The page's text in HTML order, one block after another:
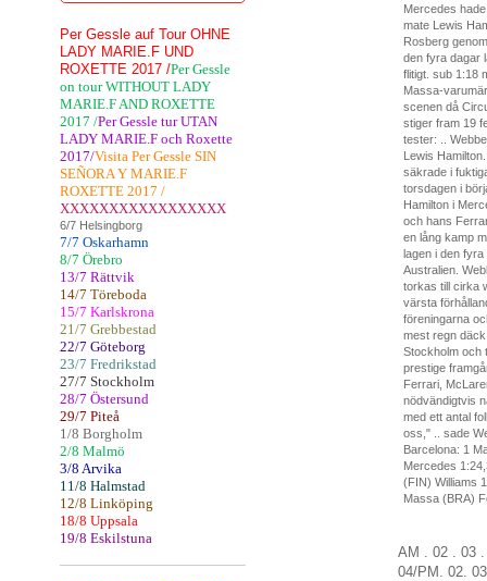
Mercedes
mate Lewis
Rosberg
den fyra dagar
flitigt. sub 1:18
Massa-
scenen då
stiger fram 19
tester: ..
Lewis Hamilton.
säkrade i
torsdagen i
Hamilton i
och hans
en lång kamp
lagen i den
Australien.
torkas till cirka
värsta
föreningarna
mest regn
Stockholm och
prestige
Ferrari,
nödvändigtvis
med ett antal
oss,"
.. sade
Barcelona: 1
Mercedes
(FIN) Williams
Massa (BRA)
AM . 02 . 03
04/PM. 02. 03
Per Gessle auf Tour OHNE
LADY MARIE.F UND
ROXETTE 2017 /Per Gessle
on tour WITHOUT LADY
MARIE.F AND ROXETTE
2017 /Per Gessle tur UTAN
LADY MARIE.F och Roxette
2017/Visita Per Gessle SIN
SEÑORA Y MARIE.F
ROXETTE 2017 /
XXXXXXXXXXXXXXXXX
6/7 Helsingborg
7/7 Oskarhamn
8/7 Örebro
13/7 Rättvik
14/7 Töreboda
15/7 Karlskrona
21/7 Grebbestad
22/7 Göteborg
23/7 Fredrikstad
27/7 Stockholm
28/7 Östersund
29/7 Piteå
1/8 Borgholm
2/8 Malmö
3/8 Arvika
11/8 Halmstad
12/8 Linköping
18/8 Uppsala
19/8 Eskilstuna